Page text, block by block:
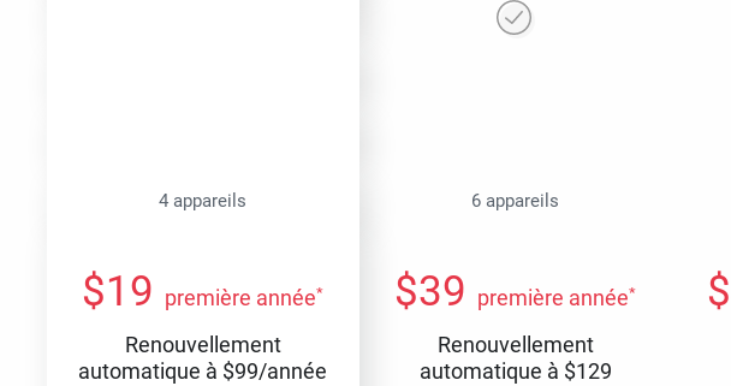
4 appareils 6 appareils
$19 première année*
Renouvellement
automatique à $99/année
$39 première année*
Renouvellement
automatique à $129
$